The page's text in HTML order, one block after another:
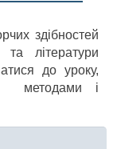
здібностей
літератури
до уроку,
методами і